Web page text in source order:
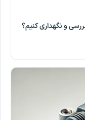
و نگهداری کنیم؟